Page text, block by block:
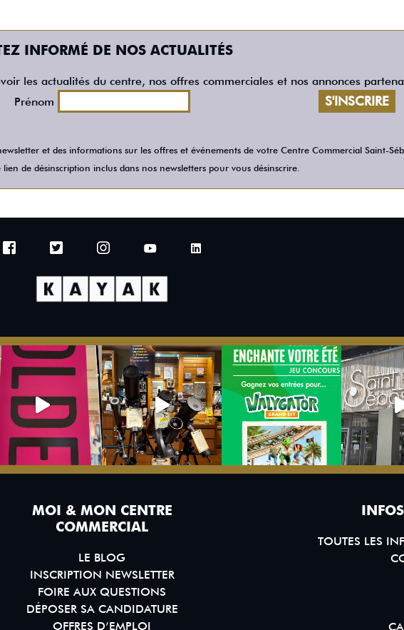
INFORMÉ DE NOS ACTUALITÉS
les actualités du centre, nos offres commerciales et nos annonces
Prénom
et des informations sur les offres et événements de votre Centre Commercial Saint-
de désinscription inclus dans nos newsletters pour vous désinscrire.
MOI & MON CENTRE
COMMERCIAL
LE BLOG
INSCRIPTION NEWSLETTER
FOIRE AUX QUESTIONS
DÉPOSER SA CANDIDATURE
OFFRES D’EMPLOI
TOUTES LES